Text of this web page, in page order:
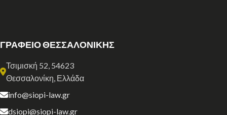
ΓΡΑΦΕΙΟ ΘΕΣΣΑΛΟΝΙΚΗΣ
Τσιμισκή 52, 54623
Θεσσαλονίκη, Ελλάδα
info@siopi-law.gr
dsiopi@siopi-law.gr